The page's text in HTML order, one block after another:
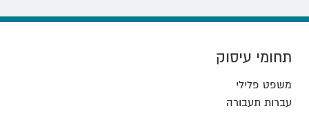
תחומי עיסוק
עברות תעבורה
משפט צבאי
דין משמעתי